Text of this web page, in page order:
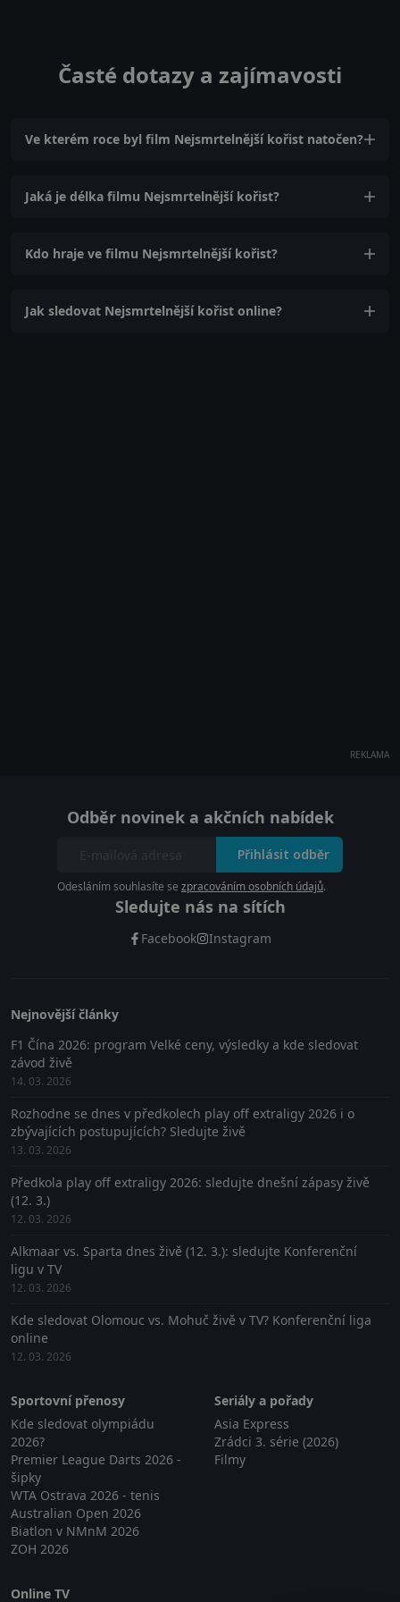
Časté dotazy a zajímavosti
Ve kterém roce byl film Nejsmrtelnější kořist natočen?
Jaká je délka filmu Nejsmrtelnější kořist?
Kdo hraje ve filmu Nejsmrtelnější kořist?
Jak sledovat Nejsmrtelnější kořist online?
REKLAMA
Odběr novinek a akčních nabídek
Přihlásit odběr
Odesláním souhlasíte se zpracováním osobních údajů.
Sledujte nás na sítích
Facebook Instagram
Nejnovější články
F1 Čína 2026: program Velké ceny, výsledky a kde sledovat
závod živě
14. 03. 2026
Rozhodne se dnes v předkolech play off extraligy 2026 i o
zbývajících postupujících? Sledujte živě
13. 03. 2026
Předkola play off extraligy 2026: sledujte dnešní zápasy živě
(12. 3.)
12. 03. 2026
Alkmaar vs. Sparta dnes živě (12. 3.): sledujte Konferenční
ligu v TV
12. 03. 2026
Kde sledovat Olomouc vs. Mohuč živě v TV? Konferenční liga
online
12. 03. 2026
Sportovní přenosy
Kde sledovat olympiádu
2026?
Premier League Darts 2026 -
šipky
WTA Ostrava 2026 - tenis
Australian Open 2026
Biatlon v NMnM 2026
ZOH 2026
Seriály a pořady
Asia Express
Zrádci 3. série (2026)
Filmy
Online TV